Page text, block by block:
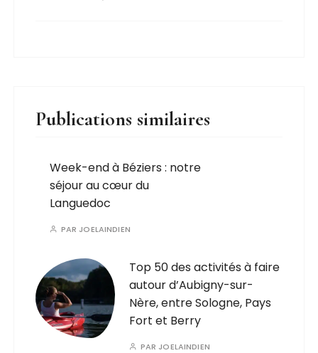
Publications similaires
Week-end à Béziers : notre
séjour au cœur du
Languedoc
PAR JOELAINDIEN
Top 50 des activités à faire
autour d’Aubigny-sur-
Nère, entre Sologne, Pays
Fort et Berry
PAR JOELAINDIEN